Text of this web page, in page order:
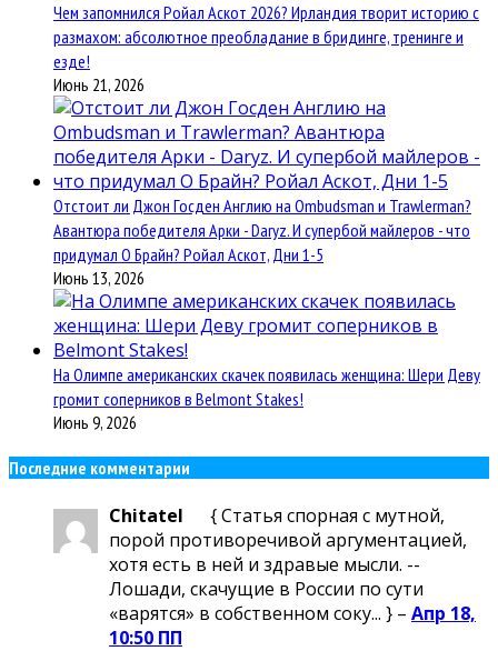
Чем запомнился Ройал Аскот 2026? Ирландия творит историю с
размахом: абсолютное преобладание в бридинге, тренинге и
езде!
Июнь 21, 2026
Отстоит ли Джон Госден Англию на Ombudsman и Trawlerman?
Авантюра победителя Арки - Daryz. И супербой майлеров - что
придумал О Брайн? Ройал Аскот, Дни 1-5
Июнь 13, 2026
На Олимпе американских скачек появилась женщина: Шери Деву
громит соперников в Belmont Stakes!
Июнь 9, 2026
Последние комментарии
Chitatel
{ Статья спорная с мутной,
порой противоречивой аргументацией,
хотя есть в ней и здравые мысли. --
Лошади, скачущие в России по сути
«варятся» в собственном соку... } – Апр 18,
10:50 ПП